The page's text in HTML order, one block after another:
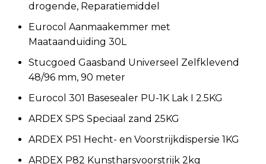
drogende, Reparatiemiddel
Eurocol Aanmaakemmer met
Maataanduiding 30L
Stucgoed Gaasband Universeel Zelfklevend
48/96 mm, 90 meter
Eurocol 301 Basesealer PU-1K Lak I 2.5KG
ARDEX SPS Speciaal zand 25KG
ARDEX P51 Hecht- en Voorstrijkdispersie 1KG
ARDEX P82 Kunstharsvoorstrijk 2kg